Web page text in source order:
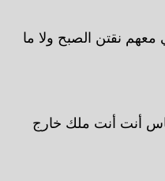
نقتن الصبح ولا ما
أنت أنت ملك خارج